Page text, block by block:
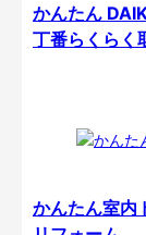
かんたん
丁番らくらく
かんたん室内